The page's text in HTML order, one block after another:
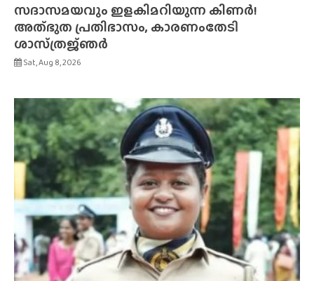
സദാസമയവും ഇളകിമറിയുന്ന കിണർ!
അത്‌ഭുത പ്രതിഭാസം, കാരണംതേടി
ശാസ്‌ത്രജ്‌ഞർ
Sat, Aug 8, 2026